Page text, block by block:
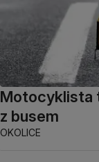
Motocyklista
z busem
OKOLICE